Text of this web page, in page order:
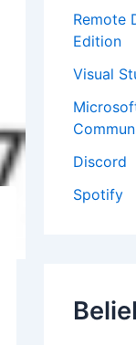
Remote
Edition
Visual
Discord
Spotify